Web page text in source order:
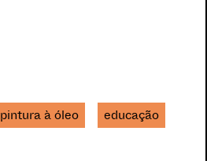
pintura à óleo educação